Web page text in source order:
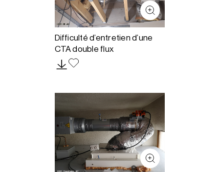
Difficulté d’entretien d’une
CTA double flux